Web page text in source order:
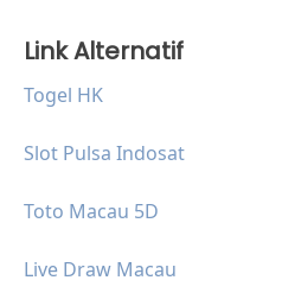
Link Alternatif
Togel HK
Slot Pulsa Indosat
Toto Macau 5D
Live Draw Macau